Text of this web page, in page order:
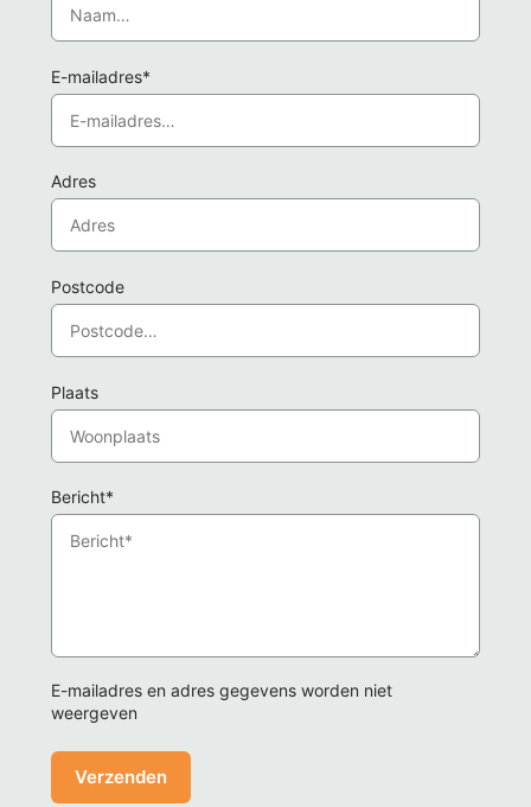
E-mailadres*
Adres
Postcode
Plaats
Bericht*
E-mailadres en adres gegevens worden niet
weergeven